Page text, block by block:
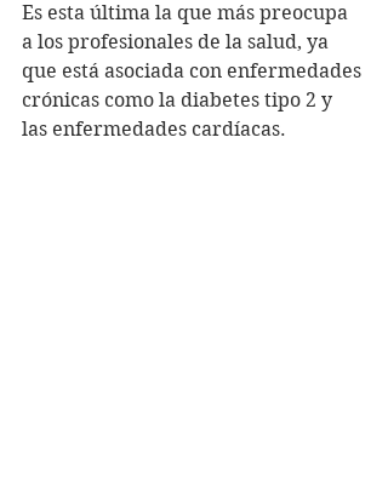
Es esta última la que más preocupa
a los profesionales de la salud, ya
que está asociada con enfermedades
crónicas como la diabetes tipo 2 y
las enfermedades cardíacas.